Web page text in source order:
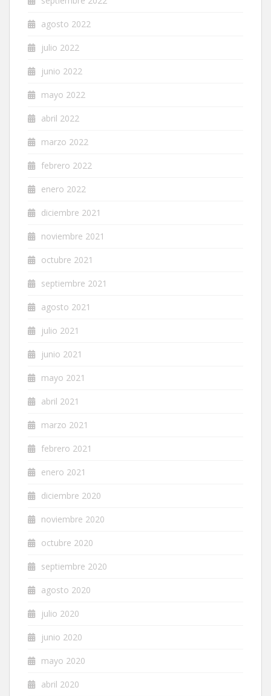
agosto 2022
julio 2022
junio 2022
mayo 2022
abril 2022
marzo 2022
febrero 2022
enero 2022
diciembre 2021
noviembre 2021
octubre 2021
septiembre 2021
agosto 2021
julio 2021
junio 2021
mayo 2021
abril 2021
marzo 2021
febrero 2021
enero 2021
diciembre 2020
noviembre 2020
octubre 2020
septiembre 2020
agosto 2020
julio 2020
junio 2020
mayo 2020
abril 2020